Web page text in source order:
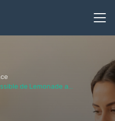
de Lemonade a...